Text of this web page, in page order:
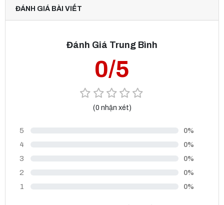
ĐÁNH GIÁ BÀI VIẾT
Đánh Giá Trung Bình
0/5
(0 nhận xét)
5 0%
4 0%
3 0%
2 0%
1 0%